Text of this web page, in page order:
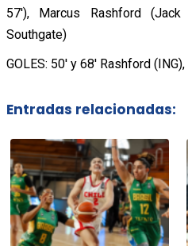
57′), Marcus Rashford (Jack
Southgate)
GOLES: 50′ y 68′ Rashford
Entradas relacionadas: